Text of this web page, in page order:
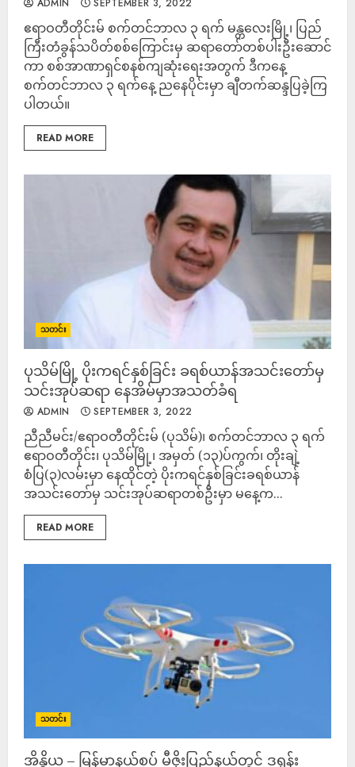
ADMIN SEPTEMBER 3, 2022
ဧရာဝတီတိုင်းမ် စက်တင်ဘာလ ၃ ရက် မန္တလေးမြို့၊ ပြည်
ကြီးတံခွန်သပိတ်စစ်ကြောင်းမှ ဆရာတော်တစ်ပါးဦးဆောင်
ကာ စစ်အာဏာရှင်စနစ်ကျဆုံးရေးအတွက် ဒီကနေ့
စက်တင်ဘာလ ၃ ရက်နေ့ ညနေပိုင်းမှာ ချီတက်ဆန္ဒပြခဲ့ကြ
ပါတယ်။
READ MORE
သတင်း
ပုသိမ်မြို့ ပိုးကရင်နှစ်ခြင်း ခရစ်ယာန်အသင်းတော်မှ
သင်းအုပ်ဆရာ နေအိမ်မှာအသတ်ခံရ
ADMIN SEPTEMBER 3, 2022
ညီညီမင်း/ဧရာဝတီတိုင်းမ် (ပုသိမ်)၊ စက်တင်ဘာလ ၃ ရက်
ဧရာဝတီတိုင်း၊ ပုသိမ်မြို့၊ အမှတ် (၁၃)ပ်ကွက်၊ တိုးချဲ့
စံပြ(၃)လမ်းမှာ နေထိုင်တဲ့ ပိုးကရင်နှစ်ခြင်းခရစ်ယာန်
အသင်းတော်မှ သင်းအုပ်ဆရာတစ်ဦးမှာ မနေ့က...
READ MORE
သတင်း
အိန္ဒိယ – မြန်မာနယ်စပ် မီဇိုးပြည်နယ်တွင် ဒရုန်း